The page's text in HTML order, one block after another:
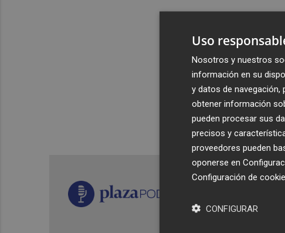
Uso
Nosotros y nuestros
información en su
y datos de
obtener información
pueden procesar sus
precisos y
proveedores pueden
oponerse en
Configuración de
CONFIGURAR